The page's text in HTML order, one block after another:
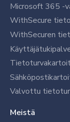
Microsoft 365 -
WithSecure
WithSecuren
Valvottu
Meistä